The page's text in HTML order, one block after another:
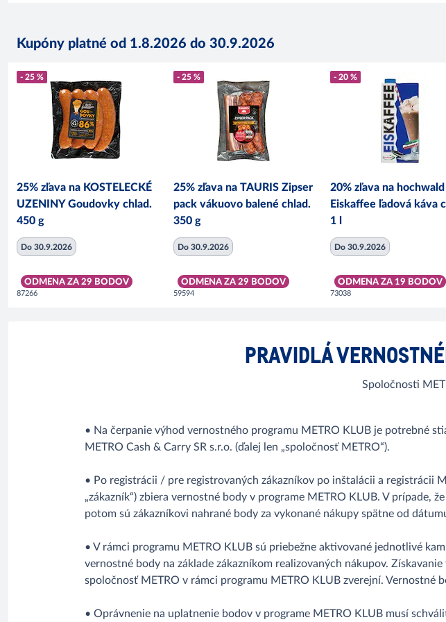
Kupóny platné od 1.8.2026 do 30.9.2026
- 25 %
25% zľava na KOSTELECKÉ
UZENINY Goudovky chlad.
450 g
Do 30.9.2026
ODMENA ZA 29 BODOV
87266
- 25 %
25% zľava na TAURIS Zipser
pack vákuovo balené chlad.
350 g
Do 30.9.2026
ODMENA ZA 29 BODOV
59594
- 20 %
20% zľava na hochwald
Eiskaffee ľadová káva
1 l
Do 30.9.2026
ODMENA ZA 19 BODOV
73038
PRAVIDLÁ
Spoločnosti
• Na čerpanie výhod vernostného programu METRO KLUB je potrebné
METRO Cash & Carry SR s.r.o. (ďalej len „spoločnosť METRO“).
• Po registrácii / pre registrovaných zákazníkov po inštalácii a registrácii
„zákazník“) zbiera vernostné body v programe METRO KLUB. V prípade,
potom sú zákazníkovi nahrané body za vykonané nákupy spätne od
• V rámci programu METRO KLUB sú priebežne aktivované jednotlivé
vernostné body na základe zákazníkom realizovaných nákupov.
spoločnosť METRO v rámci programu METRO KLUB zverejní.
• Oprávnenie na uplatnenie bodov v programe METRO KLUB musí